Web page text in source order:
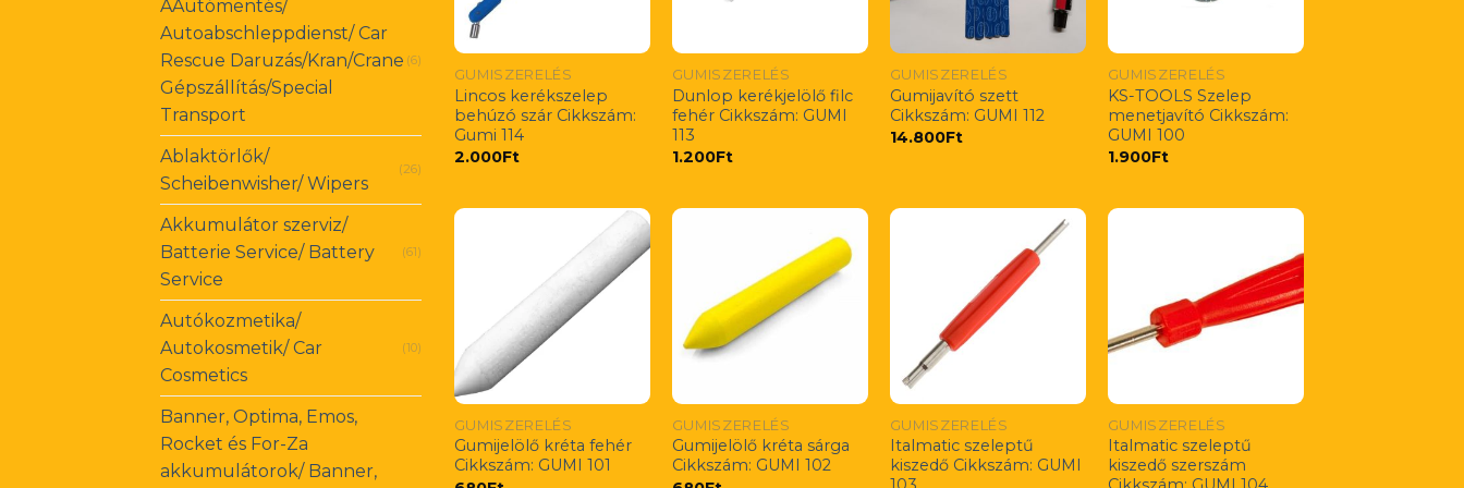
AAutómentés/
Autoabschleppdienst/ Car
Rescue Daruzás/Kran/Crane
Gépszállítás/Special
Transport
(6)
Ablaktörlők/
Scheibenwisher/ Wipers
(26)
Akkumulátor szerviz/
Batterie Service/ Battery
Service
(61)
Autókozmetika/
Autokosmetik/ Car
Cosmetics
(10)
Banner, Optima, Emos,
Rocket és For-Za
akkumulátorok/ Banner,
GUMISZERELÉS
Lincos kerékszelep
behúzó szár Cikkszám:
Gumi 114
2.000Ft
GUMISZERELÉS
Dunlop kerékjelölő filc
fehér Cikkszám: GUMI
113
1.200Ft
GUMISZERELÉS
Gumijavító szett
Cikkszám: GUMI 112
14.800Ft
GUMISZERELÉS
KS-TOOLS Szelep
menetjavító Cikkszám:
GUMI 100
1.900Ft
GUMISZERELÉS
Gumijelölő kréta fehér
Cikkszám: GUMI 101
GUMISZERELÉS
Gumijelölő kréta sárga
Cikkszám: GUMI 102
GUMISZERELÉS
Italmatic szeleptű
kiszedő Cikkszám: GUMI
GUMISZERELÉS
Italmatic szeleptű
kiszedő szerszám